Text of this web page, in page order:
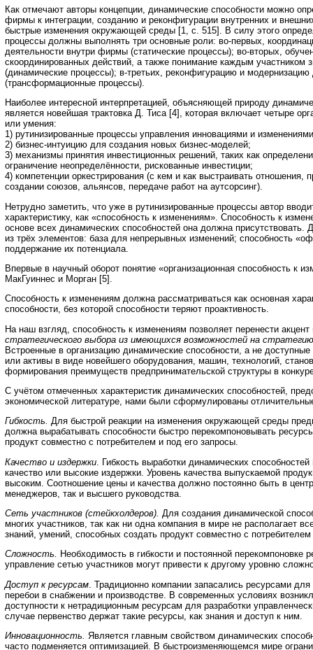
Как отмечают авторы концепции, динамические способности можно
фирмы к интеграции, созданию и реконфигурации внутренних и
быстрые изменения окружающей среды [1, с. 515]. В силу этого
процессы должны выполнять три основные роли: во-первых,
деятельности внутри фирмы (статические процессы); во-вторых,
скоординированных действий, а также понимание каждым участником
(динамические процессы); в-третьих, реконфигурацию и модернизацию
(трансформационные процессы).
Наиболее интересной интерпретацией, объясняющей природу
является новейшая трактовка Д. Тиса [4], которая включает четыре
или умения:
1) рутинизированные процессы управления инновациями и
2) бизнес-интуицию для создания новых бизнес-моделей;
3) механизмы принятия инвестиционных решений, таких как
ограничение неопределённости, рискованные инвестиции;
4) компетенции оркестрирования (с кем и как выстраивать отношения,
создании союзов, альянсов, передаче работ на аутсорсинг).
Нетрудно заметить, что уже в рутинизированные процессы автор
характеристику, как «способность к изменениям». Способность к
основе всех динамических способностей она должна присутствовать.
из трёх элементов: база для непрерывных изменений; способность
поддержание их потенциала.
Впервые в научный оборот понятие «организационная способность к
МакГуиннес и Морган [5].
Способность к изменениям должна рассматриваться как основная
способности, без которой способности теряют проактивность.
На наш взгляд, способность к изменениям позволяет перенести
стратегического выбора из имеющихся возможностей на
Встроенные в организацию динамические способности, а не
или активы в виде новейшего оборудования, машин, технологий,
формирования преимуществ предпринимательской структуры в
С учётом отмеченных характеристик динамических способностей,
экономической литературе, нами были сформулированы
Гибкость. Для быстрой реакции на изменения окружающей среды
должна вырабатывать способности быстро перекомпоновывать
продукт совместно с потребителем и под его запросы.
Качество и издержки . Гибкость выработки динамических
качество или высокие издержки. Уровень качества выпускаемой
высоким. Соотношение цены и качества должно постоянно быть в
менеджеров, так и высшего руководства.
Сеть участников (стейкхолдеров). Для создания динамической
многих участников, так как ни одна компания в мире не располагает
знаний, умений, способных создать продукт совместно с
Сложность. Необходимость в гибкости и постоянной перекомпоновке
управление сетью участников могут привести к другому уровню
Доступ к ресурсам . Традиционно компании запасались ресурсами
перебои в снабжении и производстве. В современных условиях
доступности к нетрадиционным ресурсам для разработки
случае первенство держат такие ресурсы, как знания и доступ к ним.
Инновационность. Является главным свойством динамических
часто подменяется оптимизацией. В быстроизменяющемся мире